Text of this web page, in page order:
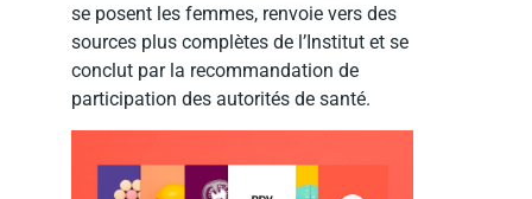
se posent les femmes, renvoie vers des
sources plus complètes de l’Institut et se
conclut par la recommandation de
participation des autorités de santé.